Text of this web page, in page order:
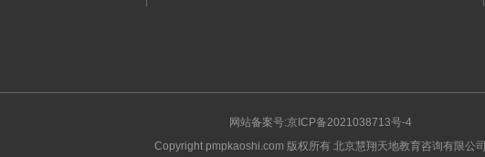
网站备案号:京ICP备2021038713号-4
Copyright pmpkaoshi.com 版权所有 北京慧翔天地教育咨询有限公司